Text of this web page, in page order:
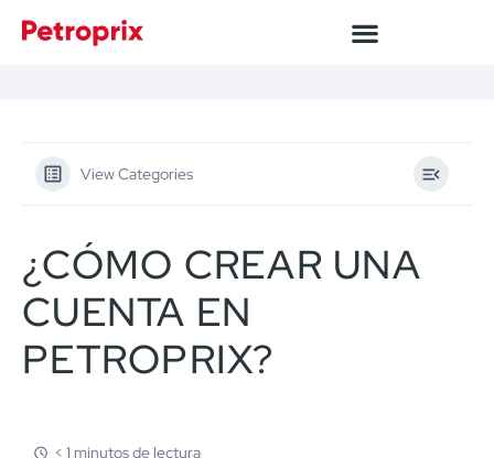
View Categories
¿CÓMO CREAR UNA
CUENTA EN
PETROPRIX?
< 1 minutos de lectura